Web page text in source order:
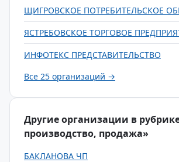
ЩИГРОВСКОЕ ПОТРЕБИТЕЛЬСКОЕ
ЯСТРЕБОВСКОЕ ТОРГОВОЕ
ИНФОТЕКС ПРЕДСТАВИТЕЛЬСТВО
Все 25 организаций →
Другие организации в
производство, продажа»
БАКЛАНОВА ЧП